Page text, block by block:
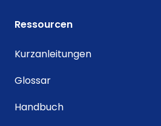
Ressourcen
Kurzanleitungen
Glossar
Handbuch